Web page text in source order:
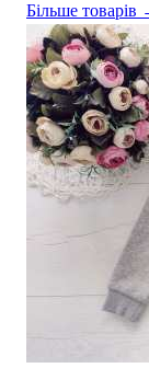
Більше товарів